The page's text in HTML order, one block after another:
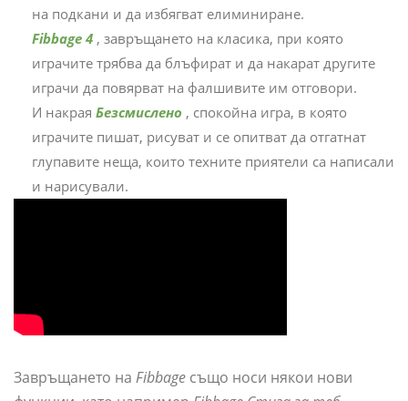
на подкани и да избягват елиминиране.
Fibbage 4 , завръщането на класика, при която
играчите трябва да блъфират и да накарат другите
играчи да повярват на фалшивите им отговори.
И накрая Безсмислено , спокойна игра, в която
играчите пишат, рисуват и се опитват да отгатнат
глупавите неща, които техните приятели са написали
и нарисували.
Завръщането на Fibbage също носи някои нови